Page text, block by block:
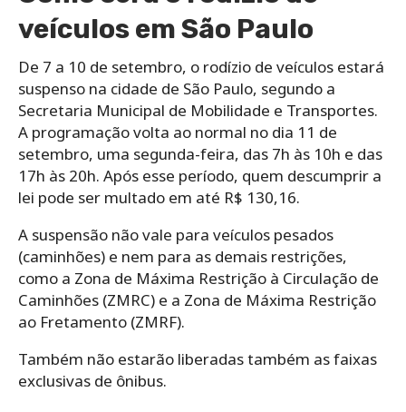
veículos em São Paulo
De 7 a 10 de setembro, o rodízio de veículos estará
suspenso na cidade de São Paulo, segundo a
Secretaria Municipal de Mobilidade e Transportes.
A programação volta ao normal no dia 11 de
setembro, uma segunda-feira, das 7h às 10h e das
17h às 20h. Após esse período, quem descumprir a
lei pode ser multado em até R$ 130,16.
A suspensão não vale para veículos pesados
(caminhões) e nem para as demais restrições,
como a Zona de Máxima Restrição à Circulação de
Caminhões (ZMRC) e a Zona de Máxima Restrição
ao Fretamento (ZMRF).
Também não estarão liberadas também as faixas
exclusivas de ônibus.